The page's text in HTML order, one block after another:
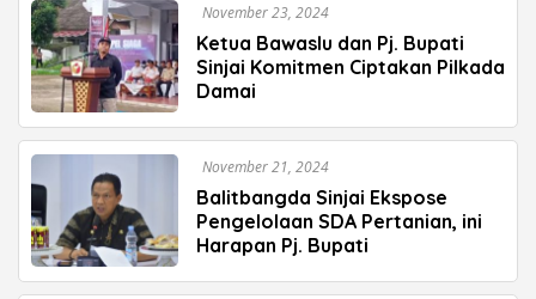
November 23, 2024
Ketua Bawaslu dan Pj. Bupati
Sinjai Komitmen Ciptakan Pilkada
Damai
November 21, 2024
Balitbangda Sinjai Ekspose
Pengelolaan SDA Pertanian, ini
Harapan Pj. Bupati